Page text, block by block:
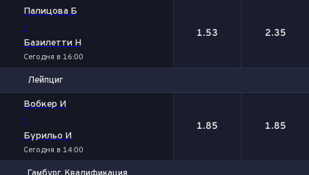
Палицова Б
-
Базилетти Н
Сегодня в 16:00
1.53 2.35
Лейпциг
Вобкер И
-
Бурильо И
Сегодня в 14:00
1.85 1.85